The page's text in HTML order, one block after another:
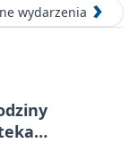
wydarzenia